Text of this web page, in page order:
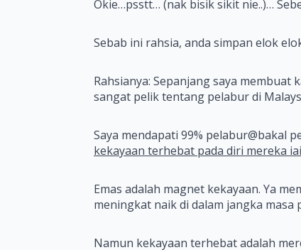
Okie…psstt… (nak bisik sikit nie..)…
Sebab ini rahsia, anda simpan elok
Rahsianya: Sepanjang saya
sangat pelik tentang pelabur di
Saya mendapati 99% pelabur@bakal
kekayaan terhebat pada diri mereka
Emas adalah magnet kekayaan. Ya
meningkat naik di dalam jangka masa
Namun kekayaan terhebat adalah